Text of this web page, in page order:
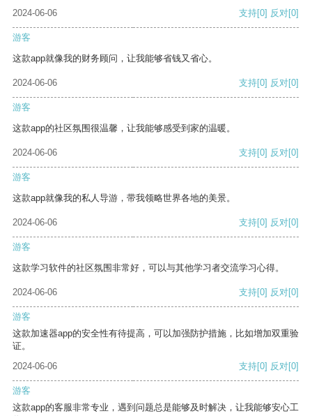
2024-06-06 支持[0] 反对[0]
游客
这款app就像我的财务顾问，让我能够省钱又省心。
2024-06-06 支持[0] 反对[0]
游客
这款app的社区氛围很温馨，让我能够感受到家的温暖。
2024-06-06 支持[0] 反对[0]
游客
这款app就像我的私人导游，带我领略世界各地的美景。
2024-06-06 支持[0] 反对[0]
游客
这款学习软件的社区氛围非常好，可以与其他学习者交流学习心得。
2024-06-06 支持[0] 反对[0]
游客
这款加速器app的安全性有待提高，可以加强防护措施，比如增加双重验
证。
2024-06-06
支持[0] 反对[0]
游客
这款app的客服非常专业，遇到问题总是能够及时解决，让我能够安心工